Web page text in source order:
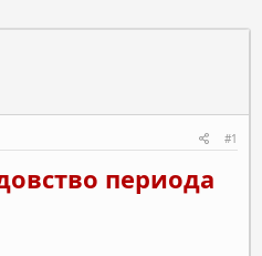
#1
периода